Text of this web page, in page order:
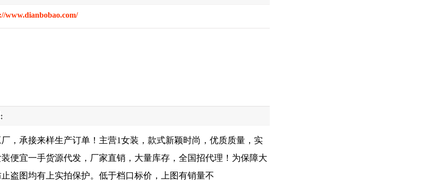
www.dianbobao.com/
，承接来样生产订单！主营1女装，款式新颖时尚，优质质量，实
便宜一手货源代发，厂家直销，大量库存，全国招代理！为保障大
盗图均有上实拍保护。低于档口标价，上图有销量不